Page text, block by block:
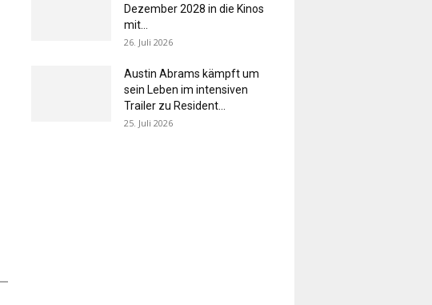
Dezember 2028 in die Kinos
mit...
26. Juli 2026
Austin Abrams kämpft um
sein Leben im intensiven
Trailer zu Resident...
25. Juli 2026